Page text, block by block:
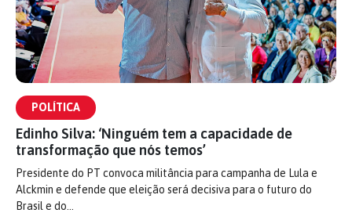
POLÍTICA
Edinho Silva: ‘Ninguém tem a capacidade de
transformação que nós temos’
Presidente do PT convoca militância para campanha de Lula e
Alckmin e defende que eleição será decisiva para o futuro do
Brasil e do…